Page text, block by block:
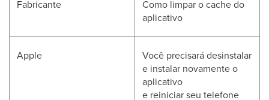
Fabricante
Como limpar o cache do
aplicativo
Apple
Você precisará desinstalar
e instalar novamente o
aplicativo
e reiniciar seu telefone